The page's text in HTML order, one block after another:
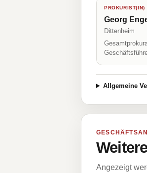
PROKURIST(IN)
Georg
Dittenheim
Allgemeine
Angezeigt